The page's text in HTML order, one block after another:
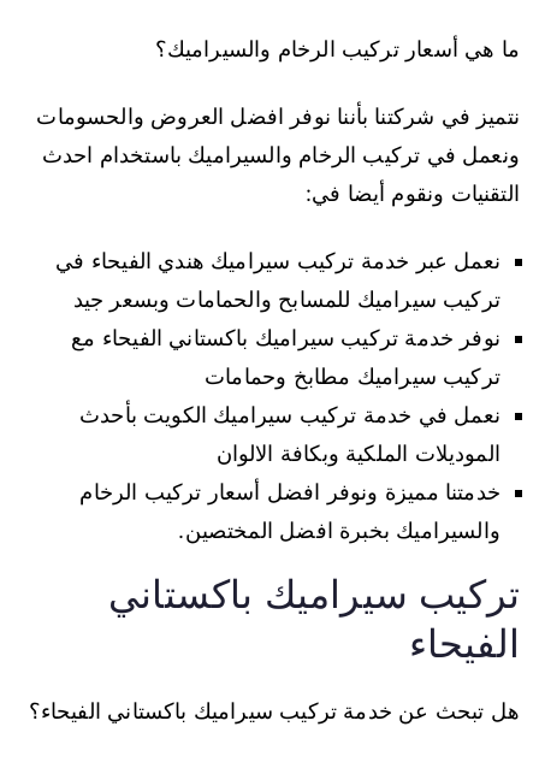
ما هي أسعار تركيب الرخام والسيراميك؟
نتميز في شركتنا بأننا نوفر افضل العروض والحسومات
ونعمل في تركيب الرخام والسيراميك باستخدام احدث
التقنيات ونقوم أيضا في:
نعمل عبر خدمة تركيب سيراميك هندي الفيحاء في
تركيب سيراميك للمسابح والحمامات وبسعر جيد
نوفر خدمة تركيب سيراميك باكستاني الفيحاء مع
تركيب سيراميك مطابخ وحمامات
نعمل في خدمة تركيب سيراميك الكويت بأحدث
الموديلات الملكية وبكافة الالوان
خدمتنا مميزة ونوفر افضل أسعار تركيب الرخام
والسيراميك بخبرة افضل المختصين.
تركيب سيراميك باكستاني
الفيحاء
هل تبحث عن خدمة تركيب سيراميك باكستاني الفيحاء؟